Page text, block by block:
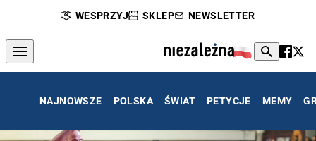
WESPRZYJ SKLEP NEWSLETTER
NAJNOWSZE POLSKA ŚWIAT PETYCJE MEMY